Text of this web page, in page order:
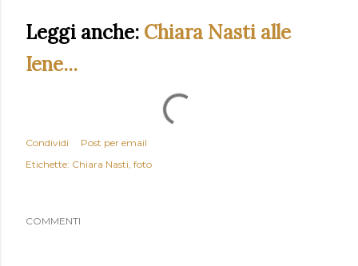
Leggi anche: Chiara Nasti alle
Iene...
Condividi
Post per email
Etichette: Chiara Nasti foto
COMMENTI